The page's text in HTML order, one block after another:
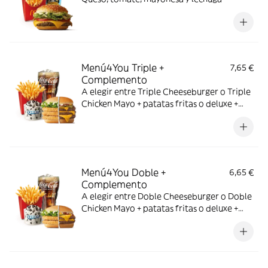
Menú4You Triple +
Complemento
7,65 €
A elegir entre Triple Cheeseburger o Triple
Chicken Mayo + patatas fritas o deluxe +
Menú4You Doble +
Complemento
6,65 €
A elegir entre Doble Cheeseburger o Doble
Chicken Mayo + patatas fritas o deluxe +